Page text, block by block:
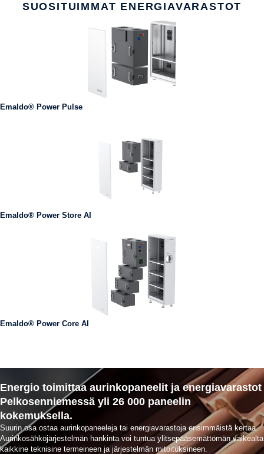
SUOSITUIMMAT ENERGIAVARASTOT
Emaldo® Power Pulse
Emaldo® Power Store AI
Emaldo® Power Core AI
Energio toimittaa aurinkopaneelit ja energiavarastot
Pelkosenniemessä yli 26 000 paneelin
kokemuksella.
Suurin osa ostaa aurinkopaneeleja tai energiavarastoja ensimmäistä kertaa.
Aurinkosähköjärjestelmän hankinta voi tuntua ylitsepääsemättömän vaikealta
kaikkine teknisine termeineen ja järjestelmän mitoituksineen.